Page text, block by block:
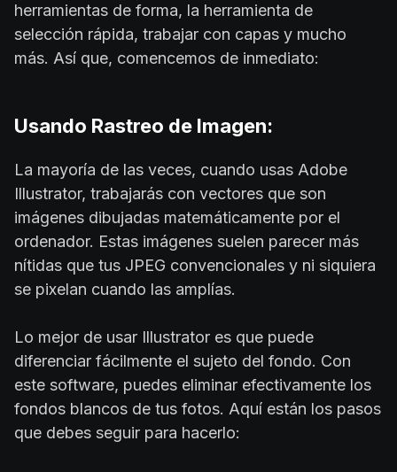
herramientas de forma, la herramienta de
selección rápida, trabajar con capas y mucho
más. Así que, comencemos de inmediato:
Usando Rastreo de Imagen:
La mayoría de las veces, cuando usas Adobe
Illustrator, trabajarás con vectores que son
imágenes dibujadas matemáticamente por el
ordenador. Estas imágenes suelen parecer más
nítidas que tus JPEG convencionales y ni siquiera
se pixelan cuando las amplías.
Lo mejor de usar Illustrator es que puede
diferenciar fácilmente el sujeto del fondo. Con
este software, puedes eliminar efectivamente los
fondos blancos de tus fotos. Aquí están los pasos
que debes seguir para hacerlo: